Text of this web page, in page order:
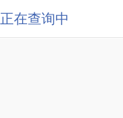
正在查询中